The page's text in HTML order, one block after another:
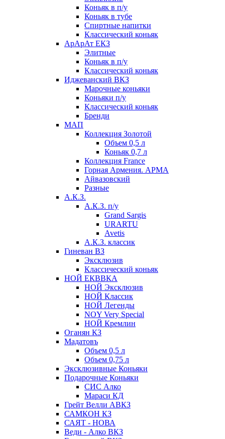
Коньяк в п/у
Коньяк в тубе
Спиртные напитки
Классический коньяк
АрАрАт ЕКЗ
Элитные
Коньяк в п/у
Классический коньяк
Иджеванский ВКЗ
Марочные коньяки
Коньяки п/у
Классический коньяк
Бренди
МАП
Коллекция Золотой
Объем 0,5 л
Коньяк 0,7 л
Коллекция France
Горная Армения. АРМА
Айвазовский
Разные
А.К.З.
А.К.З. п/у
Grand Sargis
URARTU
Avetis
А.К.З. классик
Гиневан ВЗ
Эксклюзив
Классический коньяк
НОЙ ЕКВВКА
НОЙ Эксклюзив
НОЙ Классик
НОЙ Легенды
NOY Very Speсial
НОЙ Кремлин
Оганян КЗ
Мадатовъ
Объем 0,5 л
Объем 0,75 л
Эксклюзивные Коньяки
Подарочные Коньяки
СИС Алко
Мараси КД
Грейт Велли АВКЗ
САМКОН КЗ
САЯТ - НОВА
Веди - Алко ВКЗ